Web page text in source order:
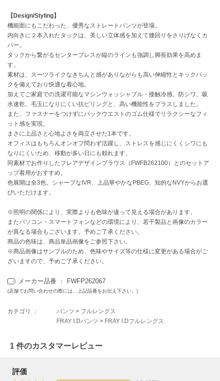
CODE A
コードエー
COLE HAAN
コール ハーン
CONVERSE
コンバース
DANSKIN
ダンスキン
EIMY ISTOIRE
エイミー イストワール
emmi
エミ
emmi atelier
エミ アトリエ
emmi yoga
エミヨガ
エトレトウキョウ
アイ
FILA
FRAY I.D
【Design/Styling】
機能面にもこだわった、優秀なストレートパンツが登場。
内向きに２本入れたタックは、美しい立体感を加えて腰回りをさりげなくカ
バー。
タックから繋がるセンタープレスが縦のラインも強調し脚長効果を高めま
す。
素材は、スーツライクなきちんと感がありながらも高い伸縮性とキックバッ
クを備えており快適な着心地。
加えてご家庭での洗濯可能なマシンウォッシャブル・接触冷感、防シワ、吸
水速乾、毛玉になりにくい抗ピリングと、高い機能性をプラスしました。
また、ファスナーをつけずにバックウエストのゴム仕様でリラクシーなフィ
ット感を実現。
まさに上品さと心地よさを両立させた1本です。
オフィスはもちろんオンオフ問わず活躍し、ストレスを感じにくくシワにも
なりにくいため、移動が多い日にも頼れます。
同素材でお作りしたフレアデザインブラウス（FWFB262100）とのセットア
ップ着用がおすすめ。
色展開は全3色。シャープなIVR、上品華やかなPBEG、知的なNVYからお選
びいただけます。
※照明の関係により、実際よりも色味が違って見える場合があります。
またパソコン・スマートフォンなどの環境により、若干製品と画像のカラー
が異なる場合もございます。予めご了承ください。
商品の色味は、商品単品画像をご参照下さい。
※商品画像はサンプルのため、色味やサイズ等の仕様に変更がある場合がご
ざいますので、予めご了承ください。
メーカー品番 ： FWFP262067
(店舗でお問い合わせの際には、上記品番をお伝え下さい。)
カテゴリ ： パンツ > フルレングス
FRAY I.Dパンツ > FRAY I.Dフルレングス
1 件のカスタマーレビュー
評価